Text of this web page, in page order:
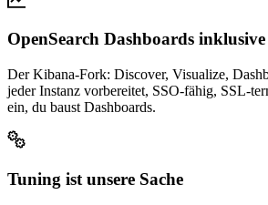
OpenSearch Dashboards inklusive
Der Kibana-Fork: Discover, Visualize,
jeder Instanz vorbereitet, SSO-fähig, SSL-
ein, du baust Dashboards.
Tuning ist unsere Sache